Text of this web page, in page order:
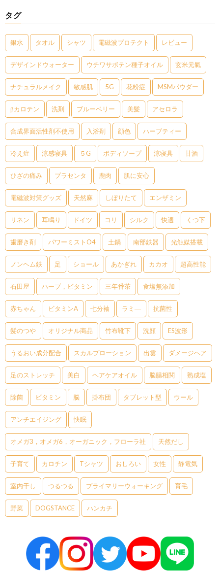
タグ
銀水 タオル シャツ 電磁波プロテクト レビュー
デザインドウォーター ウチワサボテン種子オイル 玄米元氣
ナチュラルメイク 敏感肌 5G 花粉症 MSMパウダー
βカロテン 洗剤 ブルーベリー 美髪 アセロラ
合成界面活性剤不使用 入浴剤 顔色 ハーブティー
冷え症 涼感寝具 ５G ボディソープ 涼寝具 甘酒
ひざの痛み プラセンタ 鹿肉 肌に安心
電磁波対策グッズ 天然麻 しぼりたて エンザミン
リネン 耳鳴り ドイツ コリ シルク 快適 くつ下
歯磨き剤 パワーミストO4 土鍋 南部鉄器 光触媒搭載
ノンヘム鉄 足 ショール あかぎれ カカオ 超高性能
石田屋 ハーブ，ビタミン 三年番茶 食塩無添加
赤ちゃん ビタミンA 七分袖 ラミ― 抗菌性
髪のつや オリジナル商品 竹布靴下 洗顔 ES波形
うるおい成分配合 スカルプローション 出雲 ダメージヘア
足のストレッチ 美白 ヘアケアオイル 脳腸相関 熟成塩
除菌 ビタミン 脳 掛布団 タブレット型 ウール
アンチエイジング 快眠
オメガ3，オメガ6，オーガニック，フローラ社 天然だし
子育て カロチン Tシャツ おしろい 女性 静電気
室内干し つるつる プライマリーウォーキング 育毛
野菜 DOGSTANCE ハンカチ